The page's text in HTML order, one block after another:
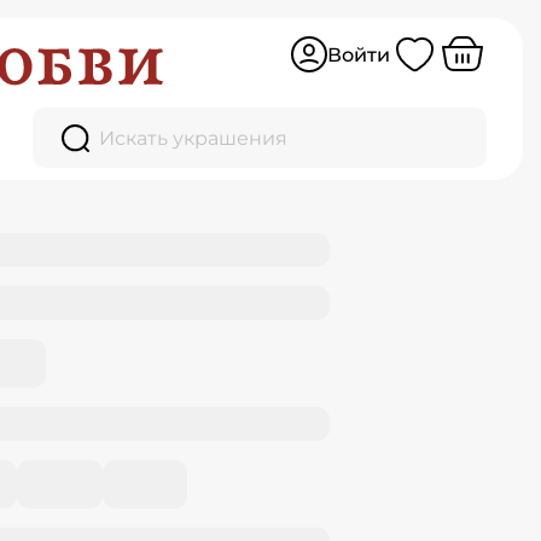
Войти
Искать украшения